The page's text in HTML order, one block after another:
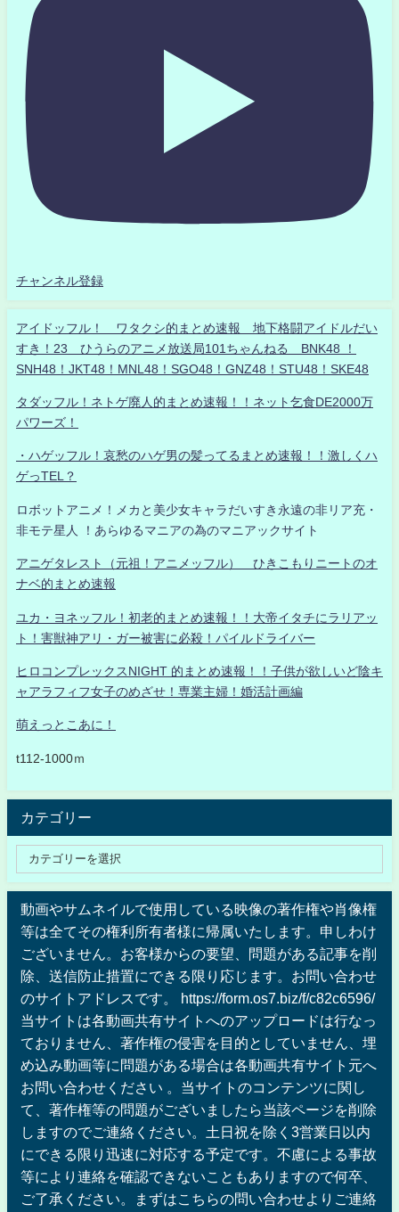
チャンネル登録
アイドッフル！ ワタクシ的まとめ速報 地下格闘アイドルだい
すき！23 ひうらのアニメ放送局101ちゃんねる BNK48 ！
SNH48！JKT48！MNL48！SGO48！GNZ48！STU48！SKE48
タダッフル！ネトゲ廃人的まとめ速報！！ネット乞食DE2000万
パワーズ！
・ハゲッフル！哀愁のハゲ男の髪ってるまとめ速報！！激しくハ
ゲっTEL？
ロボットアニメ！メカと美少女キャラだいすき永遠の非リア充・
非モテ星人 ！あらゆるマニアの為のマニアックサイト
アニゲタレスト（元祖！アニメッフル） ひきこもりニートのオ
ナベ的まとめ速報
ユカ・ヨネッフル！初老的まとめ速報！！大帝イタチにラリアッ
ト！害獣神アリ・ガー被害に必殺！パイルドライバー
ヒロコンプレックスNIGHT 的まとめ速報！！子供が欲しいど陰キ
ャアラフィフ女子のめざせ！専業主婦！婚活計画編
萌えっとこあに！
t112-1000ｍ
カテゴリー
動画やサムネイルで使用している映像の著作権や肖像権
等は全てその権利所有者様に帰属いたします。申しわけ
ございません。お客様からの要望、問題がある記事を削
除、送信防止措置にできる限り応じます。お問い合わせ
のサイトアドレスです。 https://form.os7.biz/f/c82c6596/
当サイトは各動画共有サイトへのアップロードは行なっ
ておりません、著作権の侵害を目的としていません、埋
め込み動画等に問題がある場合は各動画共有サイト元へ
お問い合わせください 。当サイトのコンテンツに関し
て、著作権等の問題がございましたら当該ページを削除
しますのでご連絡ください。土日祝を除く3営業日以内
にできる限り迅速に対応する予定です。不慮による事故
等により連絡を確認できないこともありますので何卒、
ご了承ください。まずはこちらの問い合わせよりご連絡